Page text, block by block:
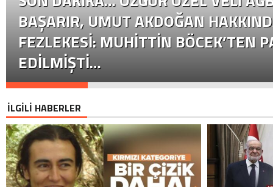
BAŞARIR, UMUT AKDOĞAN
FEZLEKESI: MUHITTIN BÖCEK’TEN
EDILMIŞTI…
İLGİLİ HABERLER